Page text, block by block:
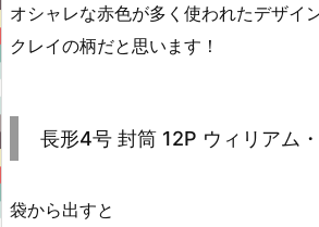
オシャレな赤色が多く使われたデザイン
クレイの柄だと思います！
長形4号 封筒 12P ウィリアム
袋から出すと